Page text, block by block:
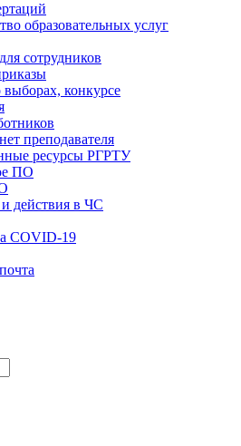
образовательных услуг
сотрудников
конкурсе
преподавателя
ресурсы РГРТУ
ПО
действия в ЧС
COVID-19